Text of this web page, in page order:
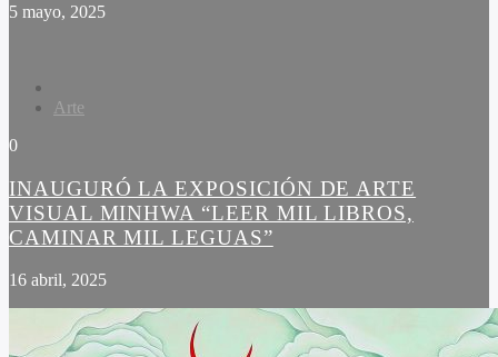
5 mayo, 2025
Arte
0
INAUGURÓ LA EXPOSICIÓN DE ARTE
VISUAL MINHWA “LEER MIL LIBROS,
CAMINAR MIL LEGUAS”
16 abril, 2025